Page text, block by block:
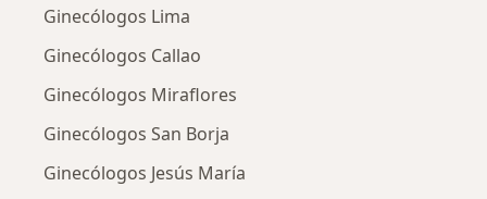
Ginecólogos Lima
Ginecólogos Callao
Ginecólogos Miraflores
Ginecólogos San Borja
Ginecólogos Jesús María